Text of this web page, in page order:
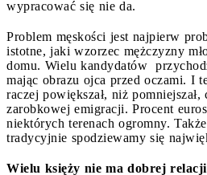
wypracować się nie da.
Problem męskości jest najpierw
istotne, jaki wzorzec mężczyzny
domu. Wielu kandydatów
mając obrazu ojca przed oczami. I
raczej powiększał, niż
zarobkowej emigracji. Procent
niektórych terenach ogromny.
tradycyjnie spodziewamy się
Wielu księży nie ma dobrej